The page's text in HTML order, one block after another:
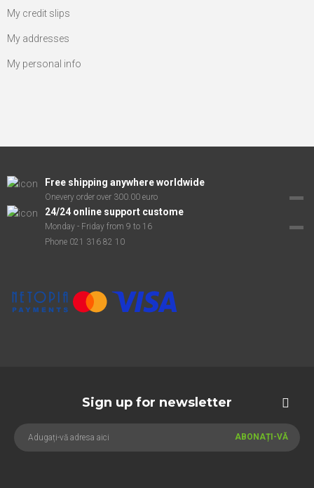
My credit slips
My addresses
My personal info
Free shipping anywhere worldwide
Onevery order over 300.00 euro
24/24 online support custome
Monday - Friday from 9 to 16
Phone 021 316 82 10
Sign up for newsletter
ABONAȚI-VĂ